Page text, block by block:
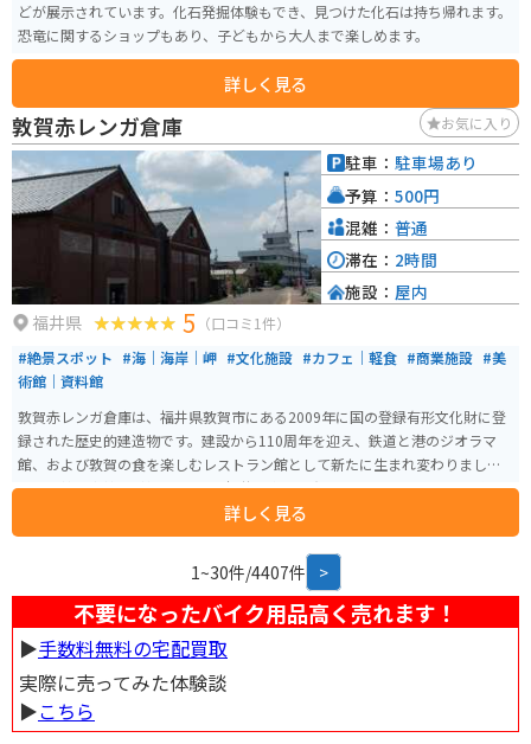
どが展示されています。化石発掘体験もでき、見つけた化石は持ち帰れます。
恐竜に関するショップもあり、子どもから大人まで楽しめます。
詳しく見る
敦賀赤レンガ倉庫 お気に入り
福井県 5 （口コミ1件）
#絶景スポット #海｜海岸｜岬 #文化施設 #カフェ｜軽食 #商業施設 #美
術館｜資料館
敦賀赤レンガ倉庫は、福井県敦賀市にある2009年に国の登録有形文化財に登
録された歴史的建造物です。建設から110周年を迎え、鉄道と港のジオラマ
館、および敦賀の食を楽しむレストラン館として新たに生まれ変わりまし
た。北棟と南棟の2棟からなり、福井県内でも有数のレンガ建築物として知ら
ストラン館では赤レンガの空間の中で食事を楽しむことができます。周辺
は、港の風と緑を感じられるので、観光にもオススメです。
詳しく見る
駐車： 駐車場あり
予算： 500円
混雑： 普通
滞在： 2時間
施設： 屋内
1~30件/4407件 >
不要になったバイク用品高く売れます！
▶︎手数料無料の宅配買取
実際に売ってみた体験談
▶︎こちら